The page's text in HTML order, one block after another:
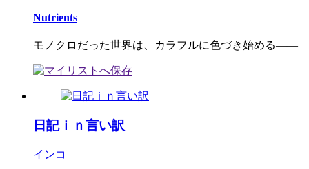
Nutrients
モノクロだった世界は、カラフルに色づき始める――
日記ｉｎ言い訳
インコ